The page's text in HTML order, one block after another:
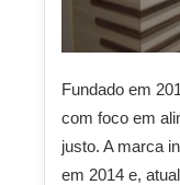
Fundado em
com foco em
justo. A marca
em 2014 e,